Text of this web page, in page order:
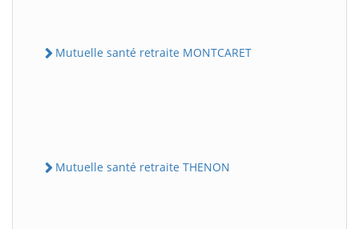
Mutuelle santé retraite MONTCARET
Mutuelle santé retraite THENON